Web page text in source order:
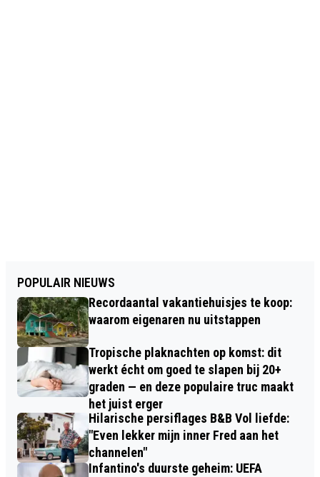
POPULAIR NIEUWS
Recordaantal vakantiehuisjes te koop:
waarom eigenaren nu uitstappen
Tropische plaknachten op komst: dit
werkt écht om goed te slapen bij 20+
graden — en deze populaire truc maakt
het juist erger
Hilarische persiflages B&B Vol liefde:
"Even lekker mijn inner Fred aan het
channelen"
Infantino's duurste geheim: UEFA